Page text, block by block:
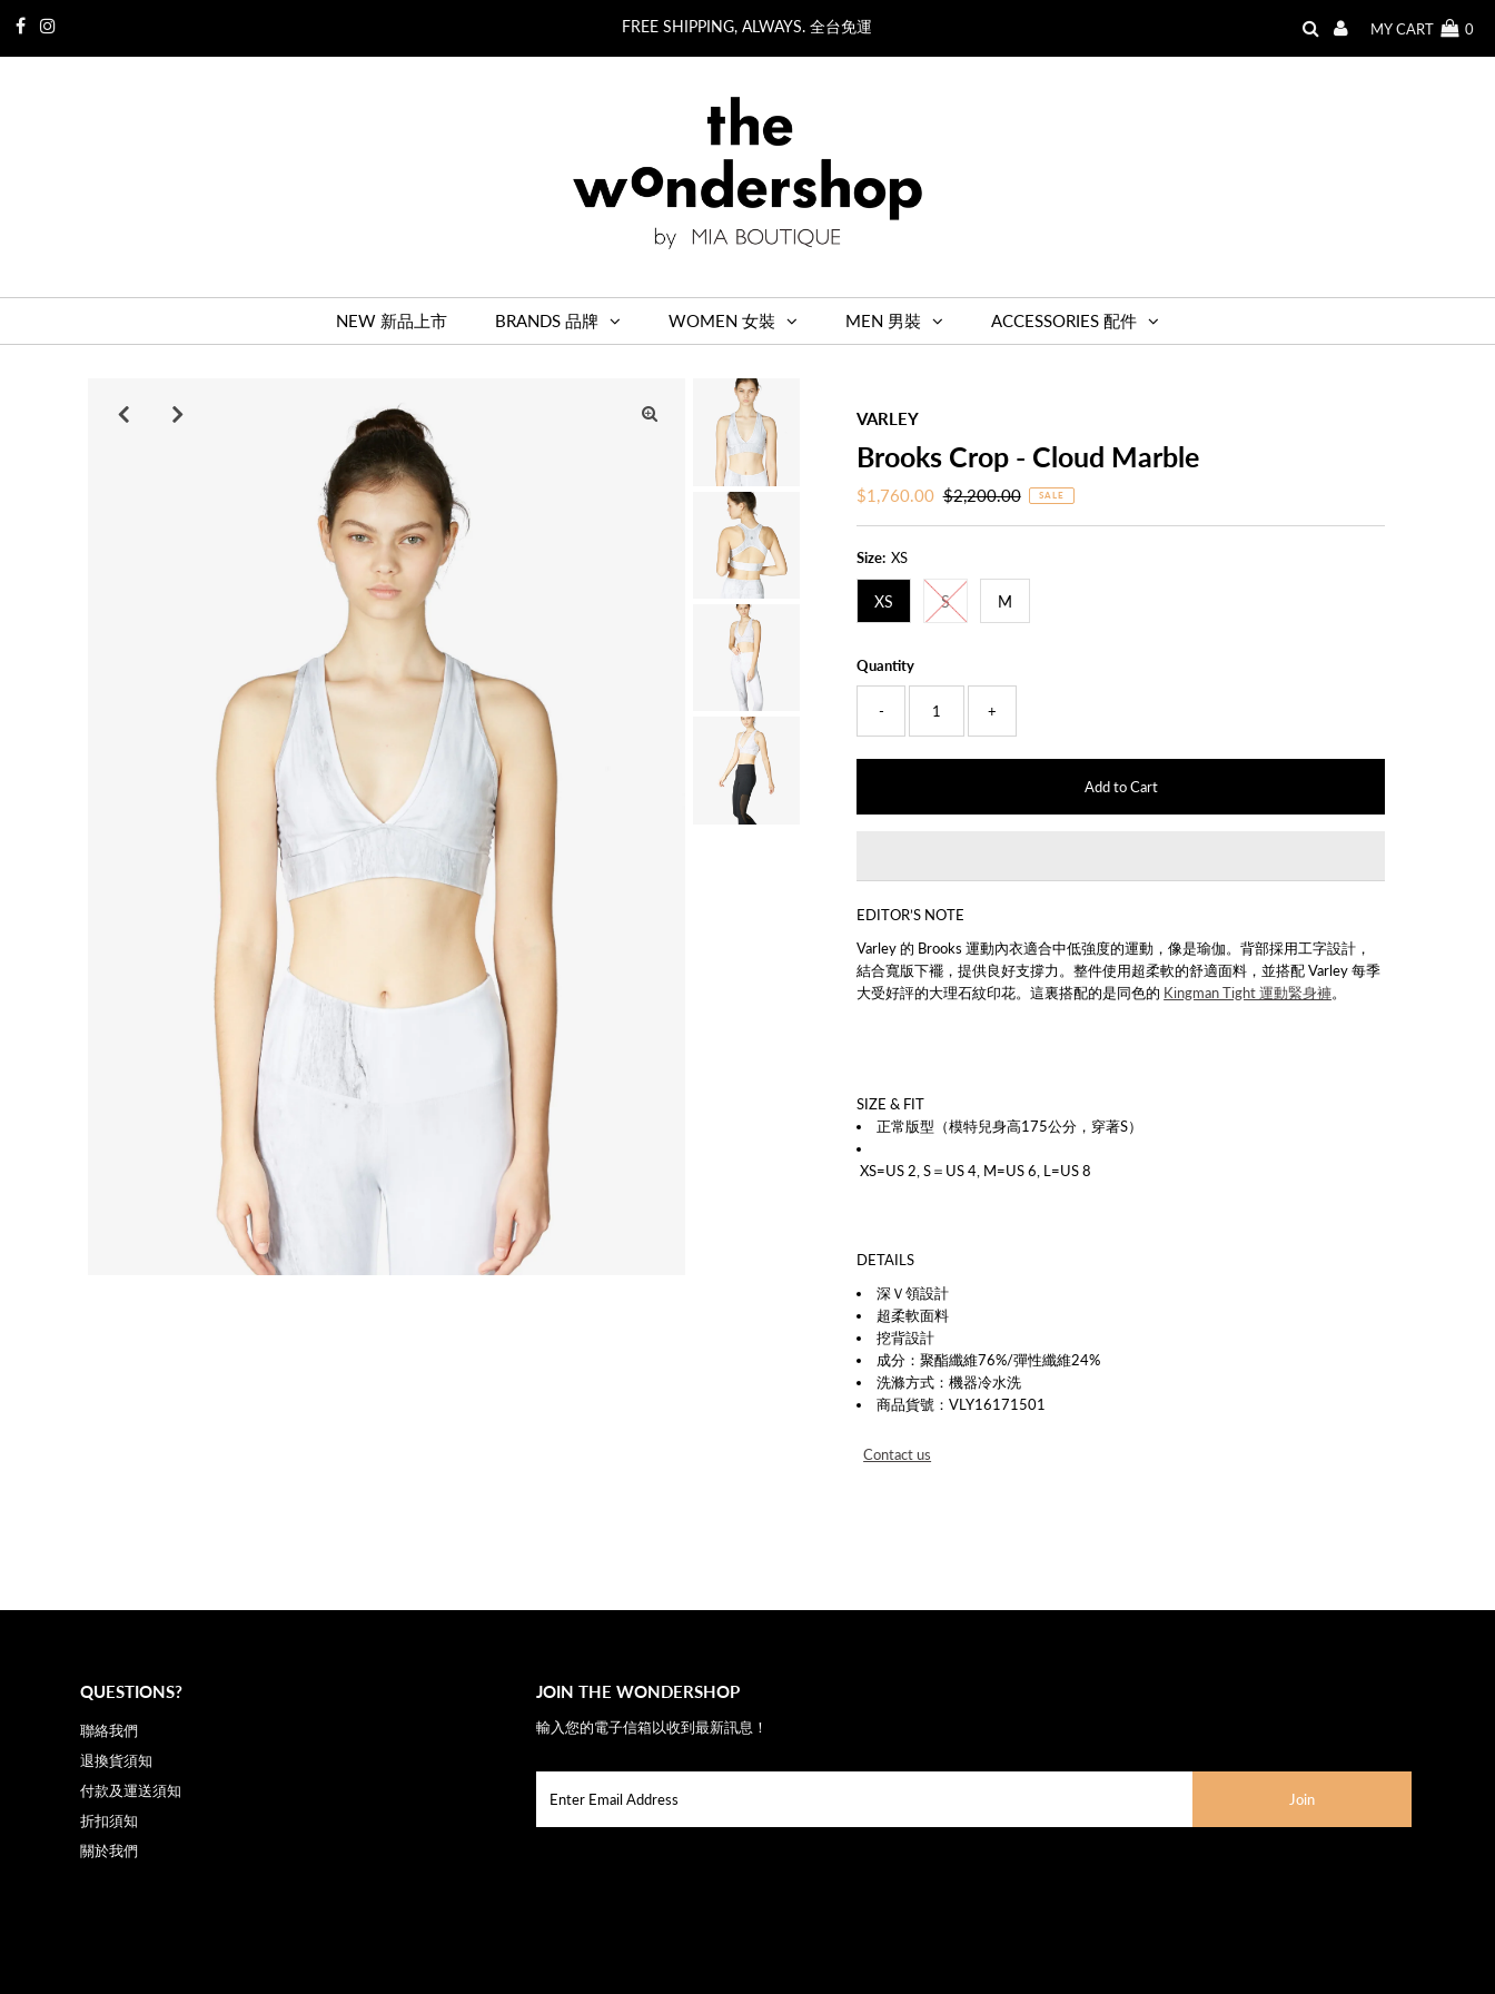
FREE SHIPPING, ALWAYS. 全台免運 MY CART 0
NEW 新品上市 BRANDS 品牌 WOMEN 女裝 MEN 男裝 ACCESSORIES 配件
VARLEY
Brooks Crop - Cloud Marble
Sale
$1,760.00 Regular
$2,200.00 SALE
Size: XS
XS S M
Quantity
- +
EDITOR’S NOTE
Varley 的 Brooks 運動內衣適合中低強度的運動，像是瑜伽。背部採用工字設計，
結合寬版下襬，提供良好支撐力。整件使用超柔軟的舒適面料，並搭配 Varley 每季
大受好評的大理石紋印花。這裏搭配的是同色的 Kingman Tight 運動緊身褲。
SIZE & FIT
正常版型（模特兒身高175公分，穿著S）
XS=US 2, S＝US 4, M=US 6, L=US 8
DETAILS
深Ｖ領設計
超柔軟面料
挖背設計
成分：聚酯纖維76%/彈性纖維24%
洗滌方式：機器冷水洗
商品貨號：VLY16171501
Contact us
QUESTIONS?
聯絡我們
退換貨須知
付款及運送須知
折扣須知
關於我們
JOIN THE WONDERSHOP
輸入您的電子信箱以收到最新訊息！